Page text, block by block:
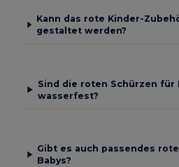
Kann das rote Kinder-
gestaltet werden?
Sind die roten Schürzen für
wasserfest?
Gibt es auch passendes
Babys?